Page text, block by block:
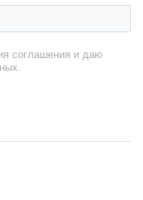
соглашения и даю